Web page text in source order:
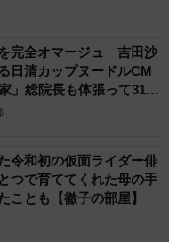
伊代さん
ものの、会場で隣の
”たちと情報交換をして
を完全オマージュ 吉田沙
日清カップヌードルCM
」総院長も体張って31万
令和初の仮面ライダー俳
つで育ててくれた母の手
ことも【徹子の部屋】